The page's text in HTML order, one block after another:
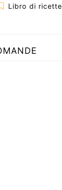
Libro di ricette